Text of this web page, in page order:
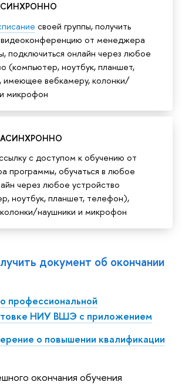
своей группы, получить
видеоконференцию от менеджера
подключиться онлайн через любое
(компьютер, ноутбук, планшет,
имеющее вебкамеру, колонки/
микрофон
с доступом к обучению от
программы, обучаться в любое
через любое устройство
ноутбук, планшет, телефон),
наушники и микрофон
документ об окончании
профессиональной
НИУ ВШЭ с приложением
о повышении квалификации
окончания обучения